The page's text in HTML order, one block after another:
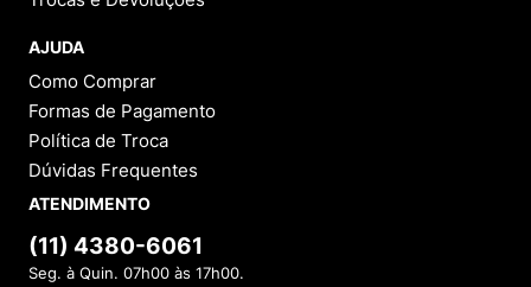
AJUDA
Como Comprar
Formas de Pagamento
Política de Troca
Dúvidas Frequentes
ATENDIMENTO
(11) 4380-6061
Seg. à Quin. 07h00 às 17h00.